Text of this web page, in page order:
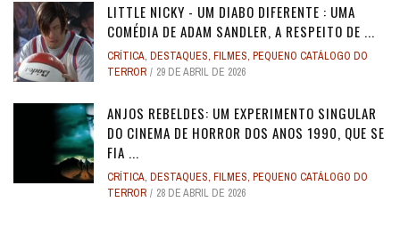
LITTLE NICKY - UM DIABO DIFERENTE : UMA
COMÉDIA DE ADAM SANDLER, A RESPEITO DE ...
CRÍTICA, DESTAQUES, FILMES, PEQUENO CATÁLOGO DO
TERROR
29 DE ABRIL DE 2026
ANJOS REBELDES: UM EXPERIMENTO SINGULAR
DO CINEMA DE HORROR DOS ANOS 1990, QUE SE
FIA ...
CRÍTICA, DESTAQUES, FILMES, PEQUENO CATÁLOGO DO
TERROR
28 DE ABRIL DE 2026